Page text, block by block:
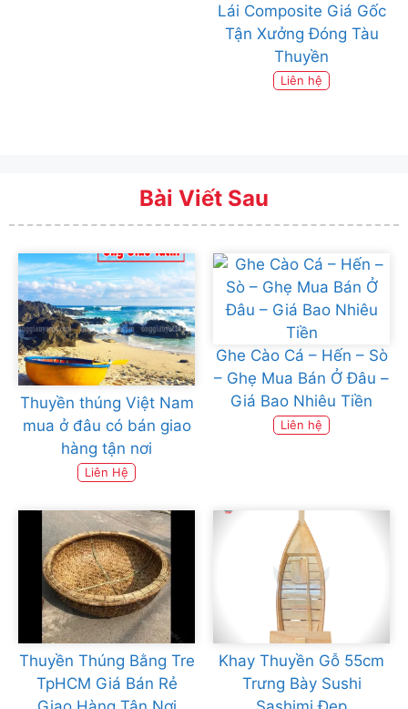
Lái Composite Giá Gốc
Tận Xưởng Đóng Tàu
Thuyền
Liên hệ
Bài Viết Sau
Thuyền thúng Việt Nam
mua ở đâu có bán giao
hàng tận nơi
Liên Hệ
Ghe Cào Cá – Hến – Sò
– Ghẹ Mua Bán Ở Đâu –
Giá Bao Nhiêu Tiền
Liên hệ
Thuyền Thúng Bằng Tre
TpHCM Giá Bán Rẻ
Khay Thuyền Gỗ 55cm
Trưng Bày Sushi